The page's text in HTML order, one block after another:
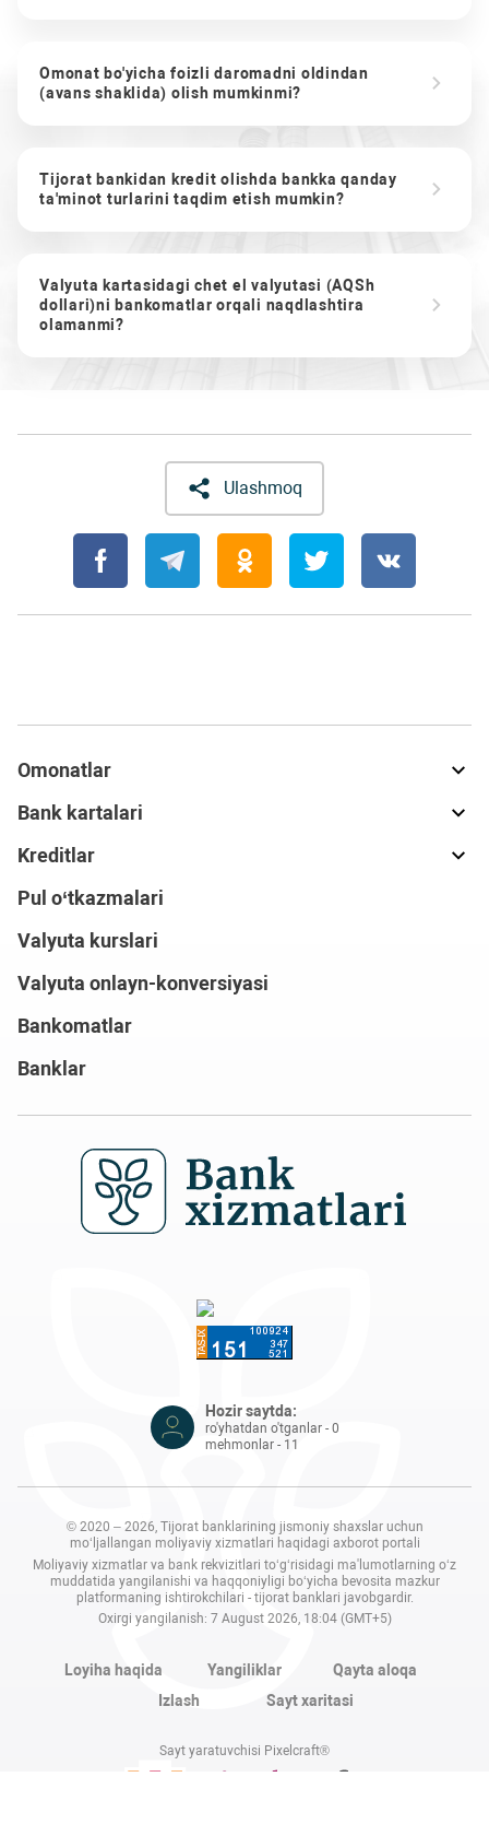
Omonat bo'yicha foizli daromadni oldindan
(avans shaklida) olish mumkinmi?
Tijorat bankidan kredit olishda bankka qanday
ta'minot turlarini taqdim etish mumkin?
Valyuta kartasidagi chet el valyutasi (AQSh
dollari)ni bankomatlar orqali naqdlashtira
olamanmi?
Ulashmoq
Omonatlar
Bank kartalari
Kreditlar
Pul o‘tkazmalari
Valyuta kurslari
Valyuta onlayn-konversiyasi
Bankomatlar
Banklar
Hozir saytda:
ro'yhatdan o'tganlar - 0
mehmonlar - 11
© 2020 – 2026, Tijorat banklarining jismoniy shaxslar uchun
mo‘ljallangan moliyaviy xizmatlari haqidagi axborot portali
Moliyaviy xizmatlar va bank rekvizitlari to‘g‘risidagi ma'lumotlarning o‘z
muddatida yangilanishi va haqqoniyligi bo‘yicha bevosita mazkur
platformaning ishtirokchilari - tijorat banklari javobgardir.
Oxirgi yangilanish: 7 August 2026, 18:04 (GMT+5)
Loyiha haqida Yangiliklar
Qayta aloqa
Izlash
Sayt xaritasi
Sayt yaratuvchisi Pixelcraft®